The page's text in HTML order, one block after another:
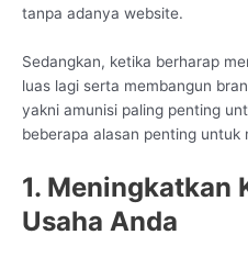
tanpa adanya website.
Sedangkan, ketika berharap
luas lagi serta membangun
yakni amunisi paling penting
beberapa alasan penting untuk
1. Meningkatkan
Usaha Anda